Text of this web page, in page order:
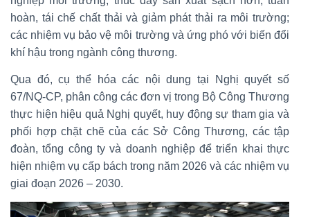
hoàn, tái chế chất thải và giảm phát thải ra môi trường;
các nhiệm vụ bảo vệ môi trường và ứng phó với biến đổi
khí hậu trong ngành công thương.
Qua đó, cụ thể hóa các nội dung tại Nghị quyết số
67/NQ-CP, phân công các đơn vị trong Bộ Công Thương
thực hiện hiệu quả Nghị quyết, huy động sự tham gia và
phối hợp chặt chẽ của các Sở Công Thương, các tập
đoàn, tổng công ty và doanh nghiệp để triển khai thực
hiện nhiệm vụ cấp bách trong năm 2026 và các nhiệm vụ
giai đoạn 2026 – 2030.